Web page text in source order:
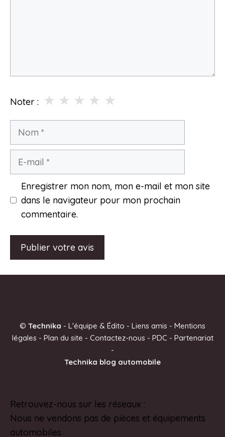
Noter : ★
★
★
★
★
Nom
Enregistrer mon nom, mon e-mail et mon site
dans le navigateur pour mon prochain
commentaire.
n
v
e
© Technika - L'équipe & Édito - Liens amis - Mentions
légales- Plan du site - Contactez-nous- PDC - Partenariat
-
Technika blog automobile
Retrouvez-nous sur les réseaux :
Nous ne vendons pas de pièces et équipements
automobiles